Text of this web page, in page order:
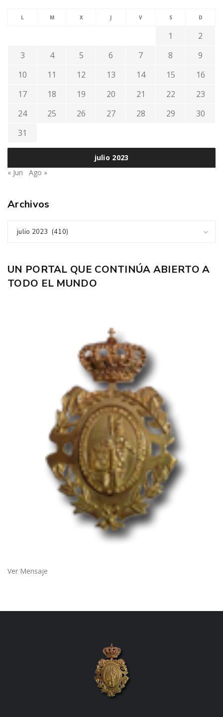
julio 2023
L M X J V S D
1
2
3
4 5 6 7 8
9
10
11 12 13 14 15
16
17
18 19 20 21 22
23
24
25 26 27 28 29
30
31
« Jun Ago »
Archivos
julio 2023 (410)
UN PORTAL QUE CONTINÚA ABIERTO A
TODO EL MUNDO
Ver Mensaje